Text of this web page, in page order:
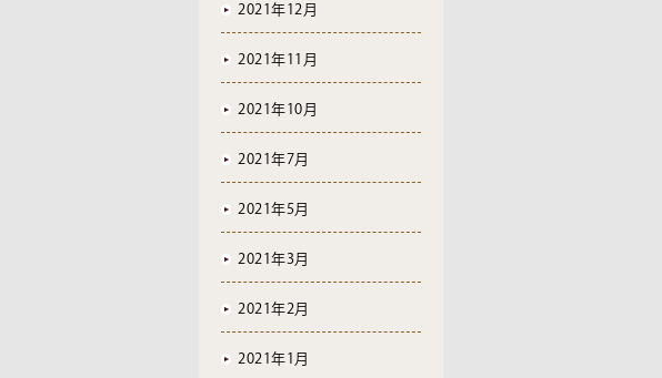
2021年12月
2021年11月
2021年10月
2021年7月
2021年5月
2021年3月
2021年2月
2021年1月